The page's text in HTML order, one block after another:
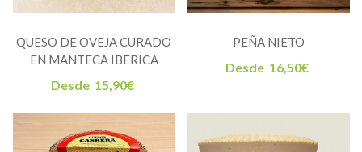
QUESO DE OVEJA CURADO
EN MANTECA IBERICA
Desde 15,90€
PEÑA NIETO
Desde 16,50€